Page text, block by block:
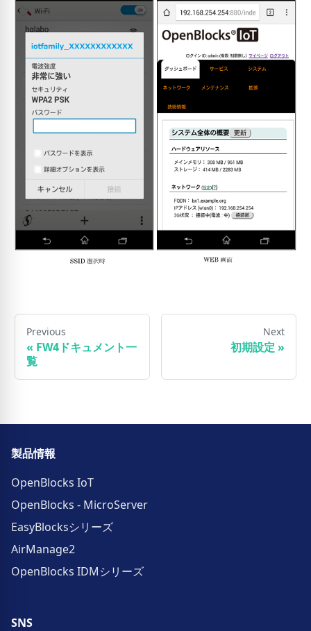
Previous
« FW4ドキュメント一
覧
Next
初期設定 »
製品情報
OpenBlocks IoT
OpenBlocks - MicroServer
EasyBlocksシリーズ
AirManage2
OpenBlocks IDMシリーズ
SNS